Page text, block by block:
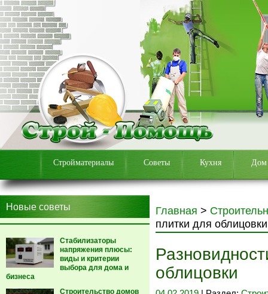
Стройматериалы Советы Кухня Дом
Новые советы
Стабилизаторы
напряжения плюсы:
виды и критерии
выбора для дома и
бизнеса
Строительство домов
Главная >
плитки для облицовки
облицовки